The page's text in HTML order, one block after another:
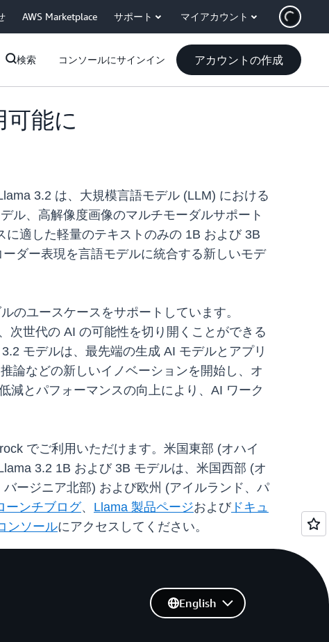
AWS Marketplace サポート マイアカウント
検索 コンソールにサインイン アカウントの作成
可能に
3.2 は、大規模言語モデル (LLM) における
ル、高解像度画像のマルチモーダルサポート
適した軽量のテキストのみの 1B および 3B
ダー表現を言語モデルに統合する新しいモデ
のユースケースをサポートしています。
次世代の AI の可能性を切り開くことができる
モデルは、最先端の生成 AI モデルとアプリ
論などの新しいイノベーションを開始し、オ
減とパフォーマンスの向上により、AI ワーク
でご利用いただけます。米国東部 (オハイ
3.2 1B および 3B モデルは、米国西部 (オ
ージニア北部) および欧州 (アイルランド、パ
ーンチブログ、 Llama 製品ページおよびドキュ
ンソールにアクセスしてください。
English